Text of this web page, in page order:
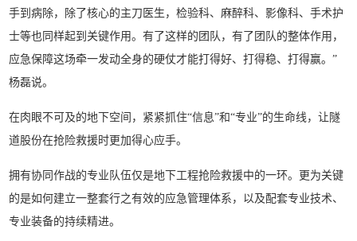
手到病除，除了核心的主刀医生，检验科、麻醉科、影像科、手术护
士等也同样起到关键作用。有了这样的团队，有了团队的整体作用，
应急保障这场牵一发动全身的硬仗才能打得好、打得稳、打得赢。”
杨磊说。
在肉眼不可及的地下空间，紧紧抓住“信息”和“专业”的生命线，让隧
道股份在抢险救援时更加得心应手。
拥有协同作战的专业队伍仅是地下工程抢险救援中的一环。更为关键
的是如何建立一整套行之有效的应急管理体系，以及配套专业技术、
专业装备的持续精进。